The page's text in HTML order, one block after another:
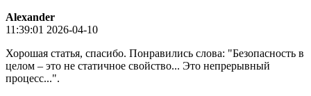
Alexander
11:39:01 2026-04-10
Хорошая статья, спасибо. Понравились слова: "Безопасность в
целом – это не статичное свойство... Это непрерывный
процесс...".